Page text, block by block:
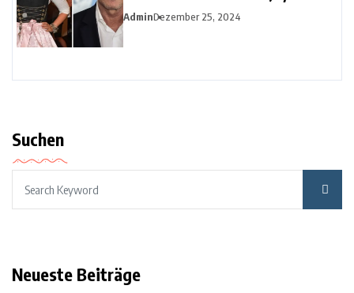
AdminDezember 25, 2024
Suchen
Neueste Beiträge